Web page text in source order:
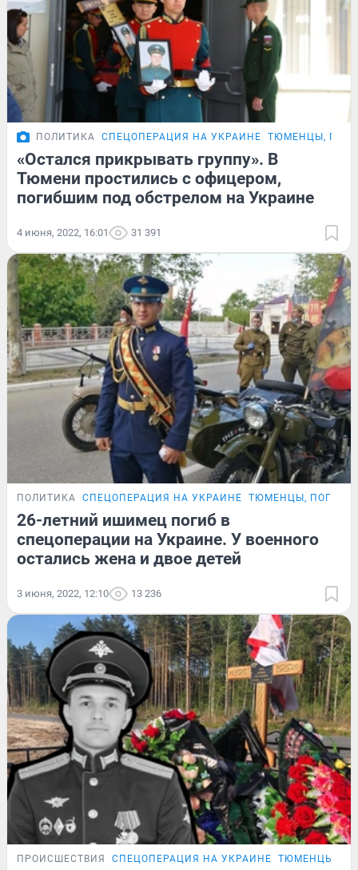
ПОЛИТИКА СПЕЦОПЕРАЦИЯ НА УКРАИНЕ ТЮМЕНЦЫ,
«Остался прикрывать группу». В
Тюмени простились с офицером,
погибшим под обстрелом на Украине
4 июня, 2022, 16:01 31 391
ПОЛИТИКА СПЕЦОПЕРАЦИЯ НА УКРАИНЕ ТЮМЕНЦЫ,
26-летний ишимец погиб в
спецоперации на Украине. У военного
остались жена и двое детей
3 июня, 2022, 12:10 13 236
ПРОИСШЕСТВИЯ СПЕЦОПЕРАЦИЯ НА УКРАИНЕ ТЮМЕНЦЫ,